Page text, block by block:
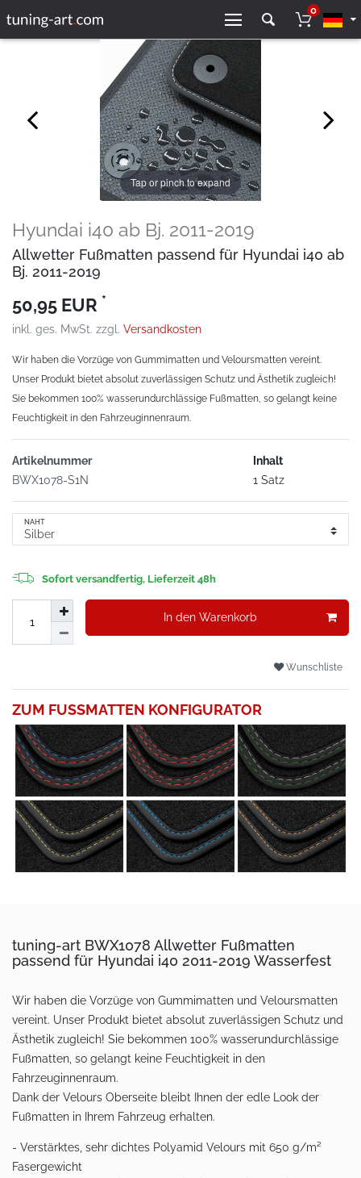
0
Tap or pinch to expand
Hyundai i40 ab Bj. 2011-2019
Allwetter Fußmatten passend für Hyundai i40 ab
Bj. 2011-2019
50,95 EUR *
inkl. ges. MwSt. zzgl. Versandkosten
Wir haben die Vorzüge von Gummimatten und Veloursmatten vereint.
Unser Produkt bietet absolut zuverlässigen Schutz und Ästhetik zugleich!
Sie bekommen 100% wasserundurchlässige Fußmatten, so gelangt keine
Feuchtigkeit in den Fahrzeuginnenraum.
Artikelnummer
BWX1078-S1N
Inhalt
1 Satz
NAHT
Sofort versandfertig, Lieferzeit 48h
In den Warenkorb
Wunschliste
ZUM FUSSMATTEN KONFIGURATOR
tuning-art BWX1078 Allwetter Fußmatten
passend für Hyundai i40 2011-2019 Wasserfest
Wir haben die Vorzüge von Gummimatten und Veloursmatten
vereint. Unser Produkt bietet absolut zuverlässigen Schutz und
Ästhetik zugleich! Sie bekommen 100% wasserundurchlässige
Fußmatten, so gelangt keine Feuchtigkeit in den
Fahrzeuginnenraum.
Dank der Velours Oberseite bleibt Ihnen der edle Look der
Fußmatten in Ihrem Fahrzeug erhalten.
- Verstärktes, sehr dichtes Polyamid Velours mit 650 g/m²
Fasergewicht